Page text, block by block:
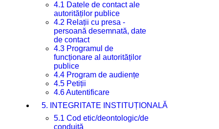
4.1 Datele de contact ale
autorităților publice
4.2 Relații cu presa -
persoană desemnată, date
de contact
4.3 Programul de
funcționare al autorităților
publice
4.4 Program de audiențe
4.5 Petiții
4.6 Autentificare
5. INTEGRITATE INSTITUȚIONALĂ
5.1 Cod etic/deontologic/de
conduită